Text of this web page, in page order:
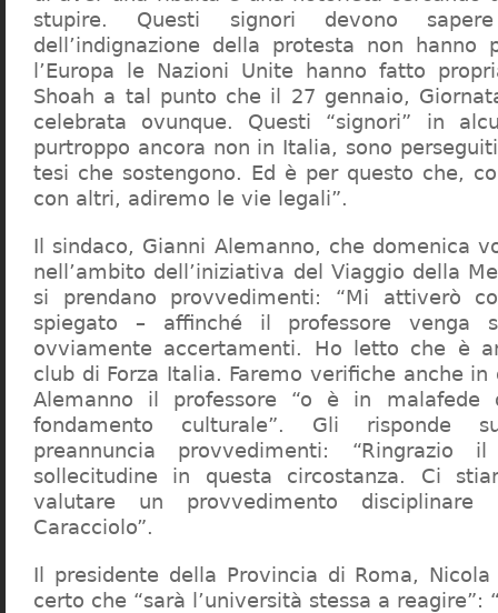
stupire. Questi signori devono
dell’indignazione della protesta non hanno
l’Europa le Nazioni Unite hanno fatto
Shoah a tal punto che il 27 gennaio,
celebrata ovunque. Questi “signori” in
purtroppo ancora non in Italia, sono
tesi che sostengono. Ed è per questo che,
con altri, adiremo le vie legali”.
Il sindaco, Gianni Alemanno, che domenica
nell’ambito dell’iniziativa del Viaggio della
si prendano provvedimenti: “Mi attiverò
spiegato – affinché il professore venga
ovviamente accertamenti. Ho letto che è
club di Forza Italia. Faremo verifiche anche in
Alemanno il professore “o è in malafede
fondamento culturale”. Gli risponde
preannuncia provvedimenti:
sollecitudine in questa circostanza. Ci
valutare un provvedimento
Caracciolo”.
Il presidente della Provincia di Roma,
certo che “sarà l’università stessa a reagire”: